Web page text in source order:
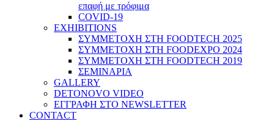
επαφή με τρόφιμα
COVID-19
EXHIBITIONS
ΣΥΜΜΕΤΟΧΗ ΣΤΗ FOODTECH 2025
ΣΥΜΜΕΤΟΧΗ ΣΤΗ FOODEXPO 2024
ΣΥΜΜΕΤΟΧΗ ΣΤΗ FOODTECH 2019
ΣΕΜΙΝΑΡΙΑ
GALLERY
DETONOVO VIDEO
ΕΓΓΡΑΦΗ ΣΤΟ NEWSLETTER
CONTACT